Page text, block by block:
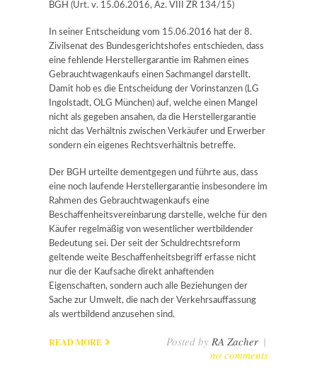
BGH (Urt. v. 15.06.2016, Az. VIII ZR 134/15)
In seiner Entscheidung vom 15.06.2016 hat der 8.
Zivilsenat des Bundesgerichtshofes entschieden, dass
eine fehlende Herstellergarantie im Rahmen eines
Gebrauchtwagenkaufs einen Sachmangel darstellt.
Damit hob es die Entscheidung der Vorinstanzen (LG
Ingolstadt, OLG München) auf, welche einen Mangel
nicht als gegeben ansahen, da die Herstellergarantie
nicht das Verhältnis zwischen Verkäufer und Erwerber
sondern ein eigenes Rechtsverhältnis betreffe.
Der BGH urteilte dementgegen und führte aus, dass
eine noch laufende Herstellergarantie insbesondere im
Rahmen des Gebrauchtwagenkaufs eine
Beschaffenheitsvereinbarung darstelle, welche für den
Käufer regelmäßig von wesentlicher wertbildender
Bedeutung sei. Der seit der Schuldrechtsreform
geltende weite Beschaffenheitsbegriff erfasse nicht
nur die der Kaufsache direkt anhaftenden
Eigenschaften, sondern auch alle Beziehungen der
Sache zur Umwelt, die nach der Verkehrsauffassung
als wertbildend anzusehen sind.
READ MORE Posted by RA Zacher |
no comments